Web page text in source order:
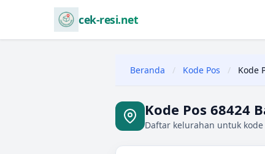
cek-resi.net
Beranda / Kode Pos / Kode
Kode Pos 68424
Daftar kelurahan untuk kode